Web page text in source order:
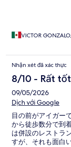
VICTOR
Nhận xét đã xác thực
8/10 - Rất tốt
09/05/2026
Dịch với Google
目の前がアイガー
から徒歩数分で到
は併設のレストラ
すが、それも面白